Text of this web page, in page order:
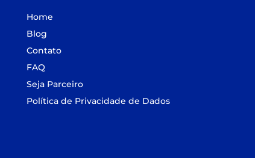
Home
Blog
Contato
FAQ
Seja Parceiro
Política de Privacidade de Dados